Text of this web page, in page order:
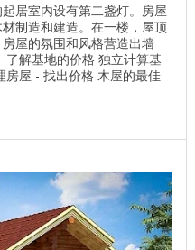
居室内设有第二盏灯。房屋
制造和建造。在一楼，屋顶
屋的氛围和风格营造出墙
解基地的价格 独立计算基
房屋 - 找出价格 木屋的最佳
间别墅 房间数量 7 总面积
屋顶面积 237.38平方米 墙
材料，其他选项也是可能